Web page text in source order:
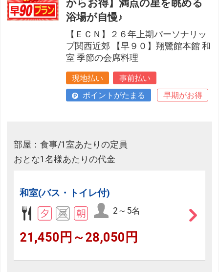
からお得】満点の星を眺める
浴場が自慢♪
【ＥＣＮ】２６年上期パーソナリッ
プ関西近郊 【早９０】翔鷺館本館 和
室 季節の会席料理
現地払い
事前払い
ポイントがたまる
早期がお得
部屋：食事/1室あたりの定員
おとな1名様あたりの代金
和室(バス・トイレ付)
2～5名
21,450円～28,050円